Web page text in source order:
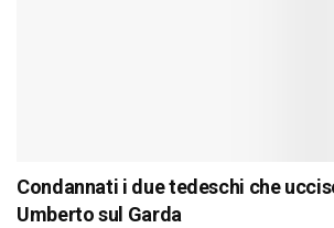
Condannati i due tedeschi che
Umberto sul Garda